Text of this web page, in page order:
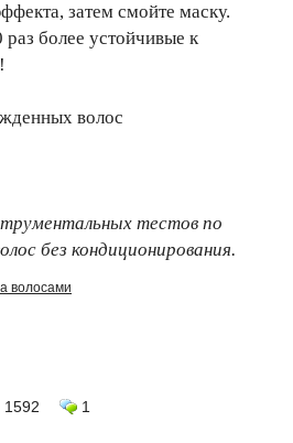
затем смойте маску.
более устойчивые к
волос
тестов по
без кондиционирования.
волосами
1592 1